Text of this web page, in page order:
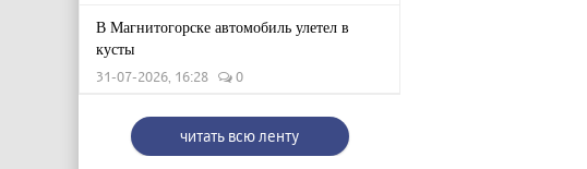
В Магнитогорске автомобиль улетел в
кусты
31-07-2026, 16:28 0
читать всю ленту